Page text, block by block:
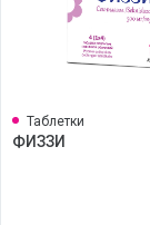
Таблетки
ФИЗЗИ